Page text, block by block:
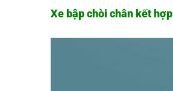
Xe bập chòi chân kết hợp